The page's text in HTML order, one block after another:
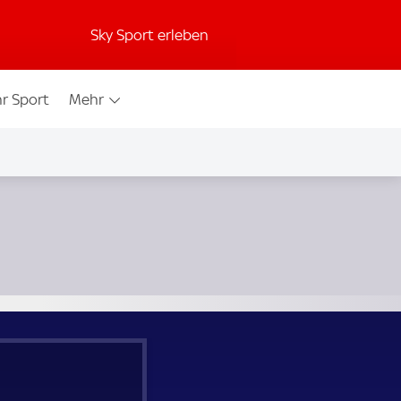
Sky Sport erleben
Sport Mehr